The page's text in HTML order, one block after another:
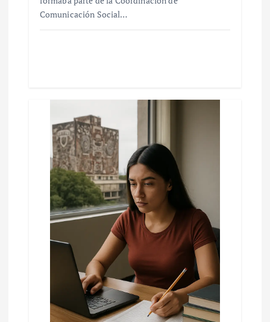
Comunicación Social…